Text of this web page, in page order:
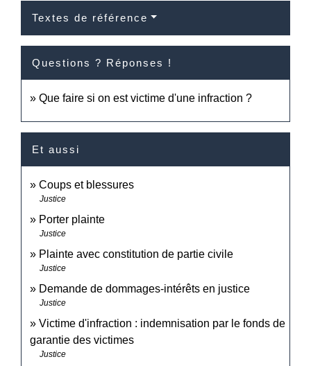
Textes de référence
Questions ? Réponses !
Que faire si on est victime d'une infraction ?
Et aussi
Coups et blessures
Justice
Porter plainte
Justice
Plainte avec constitution de partie civile
Justice
Demande de dommages-intérêts en justice
Justice
Victime d'infraction : indemnisation par le fonds de
garantie des victimes
Justice